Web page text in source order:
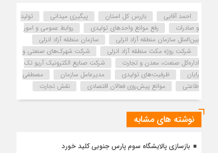
احمد آقایی بازرس كل استان پیگیری میدانی
تولید
و صادرات
رفع موانع واحدهای تولیدی
روابط عمومی و امور
بین‌الملل سازمان منطقه آزاد انزلی
سازمان منطقه آزاد انزلی
شرکت روژه مکث منطقه آزاد انزلی
شرکت شهرک‌های صنعتی و
اداره‌کل صنعت، معدن و تجارت
شرکت صنایع الکترونیک آریو تک
رایان
ظرفیت‌های تولیدی مدیرعامل سازمان
مصطفی
طاعتی
موانع پیش‌روی فعالان اقتصادی نقش تجارت
نوشته های مشابه
بازسازی پالایشگاه سوم پارس جنوبی کلید خورد